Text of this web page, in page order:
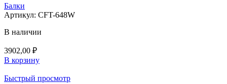
Балки
Артикул: CFT-648W
В наличии
3902,00 ₽
В корзину
Быстрый просмотр